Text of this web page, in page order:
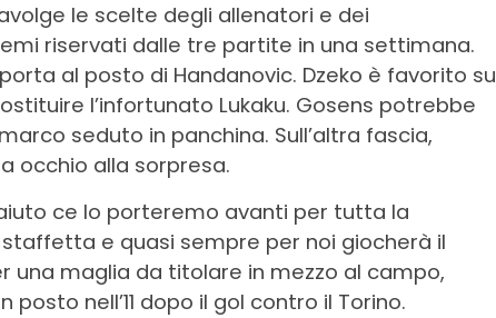
le scelte degli allenatori e dei
riservati dalle tre partite in una settimana.
al posto di Handanovic. Dzeko è favorito su
l’infortunato Lukaku. Gosens potrebbe
seduto in panchina. Sull’altra fascia,
occhio alla sorpresa.
ce lo porteremo avanti per tutta la
e quasi sempre per noi giocherà il
una maglia da titolare in mezzo al campo,
nell’11 dopo il gol contro il Torino.